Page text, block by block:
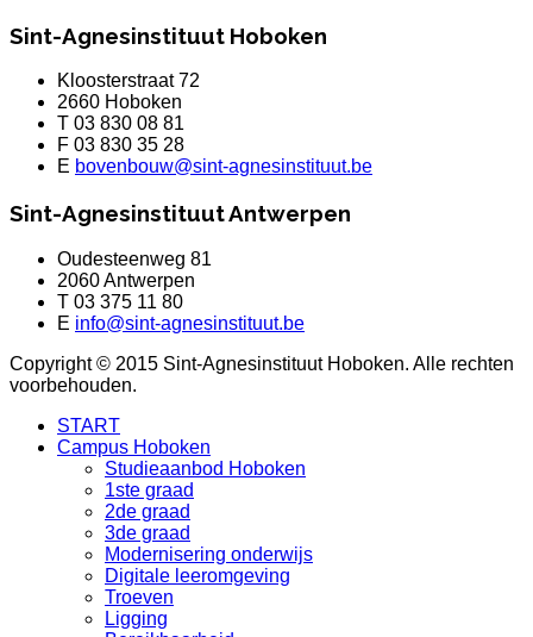
Sint-Agnesinstituut Hoboken
Kloosterstraat 72
2660 Hoboken
T 03 830 08 81
F 03 830 35 28
E bovenbouw@sint-agnesinstituut.be
Sint-Agnesinstituut Antwerpen
Oudesteenweg 81
2060 Antwerpen
T 03 375 11 80
E info@sint-agnesinstituut.be
Copyright © 2015 Sint-Agnesinstituut Hoboken. Alle rechten
voorbehouden.
START
Campus Hoboken
Studieaanbod Hoboken
1ste graad
2de graad
3de graad
Modernisering onderwijs
Digitale leeromgeving
Troeven
Ligging